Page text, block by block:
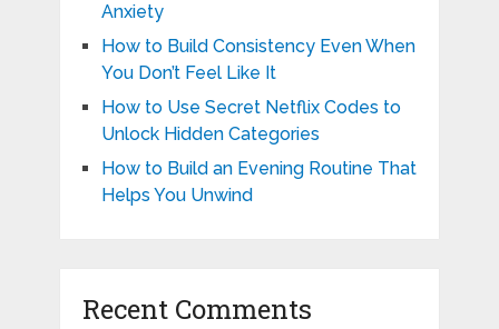
Anxiety
How to Build Consistency Even When
You Don’t Feel Like It
How to Use Secret Netflix Codes to
Unlock Hidden Categories
How to Build an Evening Routine That
Helps You Unwind
Recent Comments